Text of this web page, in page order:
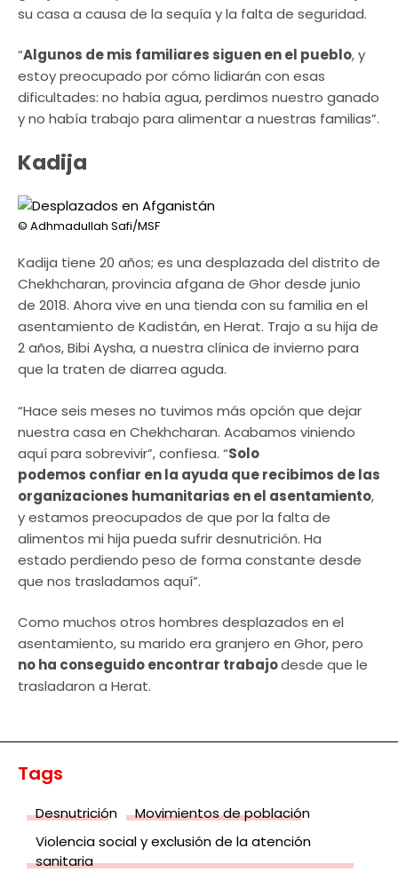
su casa a causa de la sequía y la falta de seguridad.
“Algunos de mis familiares siguen en el pueblo, y
estoy preocupado por cómo lidiarán con esas
dificultades: no había agua, perdimos nuestro ganado
y no había trabajo para alimentar a nuestras familias”.
Kadija
© Adhmadullah Safi/MSF
Kadija tiene 20 años; es una desplazada del distrito de
Chekhcharan, provincia afgana de Ghor desde junio
de 2018. Ahora vive en una tienda con su familia en el
asentamiento de Kadistán, en Herat. Trajo a su hija de
2 años, Bibi Aysha, a nuestra clínica de invierno para
que la traten de diarrea aguda.
“Hace seis meses no tuvimos más opción que dejar
nuestra casa en Chekhcharan. Acabamos viniendo
aquí para sobrevivir”, confiesa. “Solo
podemos confiar en la ayuda que recibimos de las
organizaciones humanitarias en el asentamiento,
y estamos preocupados de que por la falta de
alimentos mi hija pueda sufrir desnutrición. Ha
estado perdiendo peso de forma constante desde
que nos trasladamos aquí”.
Como muchos otros hombres desplazados en el
asentamiento, su marido era granjero en Ghor, pero
no ha conseguido encontrar trabajodesde que le
trasladaron a Herat.
Tags
Desnutrición
Movimientos de población
Violencia social y exclusión de la atención
sanitaria